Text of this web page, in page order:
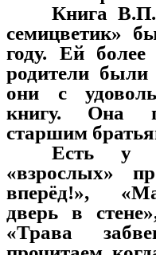
Книга
семицветик»
году. Ей
родители
они с
книгу. Она
старшим
Есть у
«взрослых»
вперёд!»,
дверь в
«Трава